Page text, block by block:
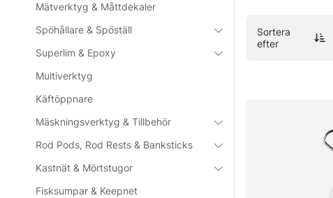
Mätverktyg & Måttdekaler
Spöhållare & Spöställ
Superlim & Epoxy
Multiverktyg
Käftöppnare
Mäskningsverktyg & Tillbehör
Rod Pods, Rod Rests & Banksticks
Kastnät & Mörtstugor
Fisksumpar & Keepnet
När passar
Sortera
efter